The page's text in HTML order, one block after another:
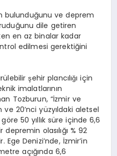
bulunduğunu ve deprem
dile getiren
en az binalar kadar
edilmesi gerektiğini
şehir plancılığı için
imalatlarının
Tozburun, “İzmir ve
20’nci yüzyıldaki aletsel
50 yıllık süre içinde 6,6
olasılığı % 92
Denizi’nde, İzmir’in
açığında 6,6